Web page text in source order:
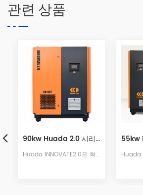
관련 상품
55kw Huada 2.0 시리즈 2단 영구 자석 가변 주파수 스크류 압축기
Huada INNOVATE2.0은 혁신적으로 개발된 차세대 전문 영구 자석 가변 주파수 스크류 공기 압축기입니다.